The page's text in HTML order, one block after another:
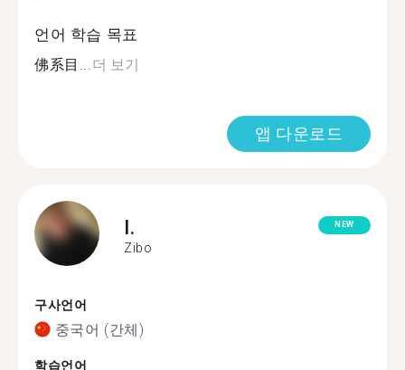
언어 학습 목표
佛系目...더 보기
앱 다운로드
I.
Zibo
NEW
구사언어
중국어 (간체)
학습언어